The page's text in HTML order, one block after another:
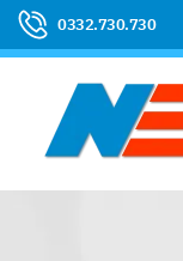
0332.730.730